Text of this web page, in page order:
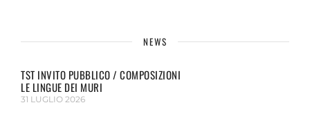
NEWS
TST INVITO PUBBLICO / COMPOSIZIONI
LE LINGUE DEI MURI
31 LUGLIO 2026